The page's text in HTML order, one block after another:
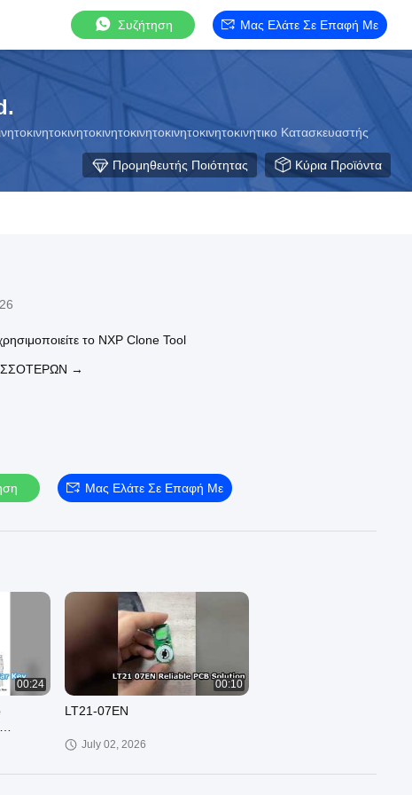
Συζήτηση Μας Ελάτε Σε Επαφή Με
Κατασκευαστής
Προμηθευτής Ποιότητας
Κύρια Προϊόντα
το NXP Clone Tool
→
Μας Ελάτε Σε Επαφή Με
00:24 00:10
LT21-07EN
July 02, 2026